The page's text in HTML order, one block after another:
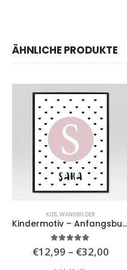
ÄHNLICHE PRODUKTE
KIDS,WANDBILDER
Kindermotiv – Anfangsbuchstabe und Name
5.00 von 5
€12,99 – €32,00